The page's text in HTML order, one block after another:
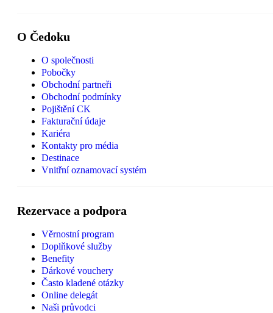
O Čedoku
O společnosti
Pobočky
Obchodní partneři
Obchodní podmínky
Pojištění CK
Fakturační údaje
Kariéra
Kontakty pro média
Destinace
Vnitřní oznamovací systém
Rezervace a podpora
Věrnostní program
Doplňkové služby
Benefity
Dárkové vouchery
Často kladené otázky
Online delegát
Naši průvodci